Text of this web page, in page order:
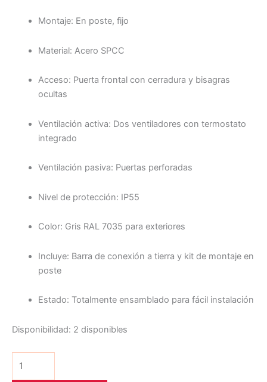
Montaje: En poste, fijo
Material: Acero SPCC
Acceso: Puerta frontal con cerradura y bisagras
ocultas
Ventilación activa: Dos ventiladores con termostato
integrado
Ventilación pasiva: Puertas perforadas
Nivel de protección: IP55
Color: Gris RAL 7035 para exteriores
Incluye: Barra de conexión a tierra y kit de montaje en
poste
Estado: Totalmente ensamblado para fácil instalación
Disponibilidad: 2 disponibles